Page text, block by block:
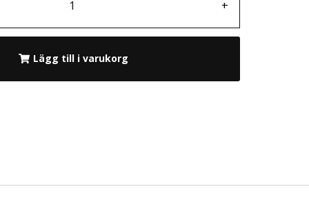
+
Lägg till i varukorg